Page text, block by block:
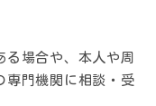
る場合や、本人や周
専門機関に相談・受